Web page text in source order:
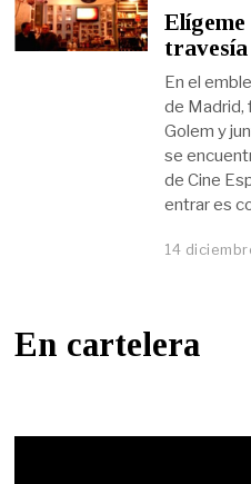
travesía
En el
de Madrid,
Golem y
se
de Cine
entrar es
14
En cartelera